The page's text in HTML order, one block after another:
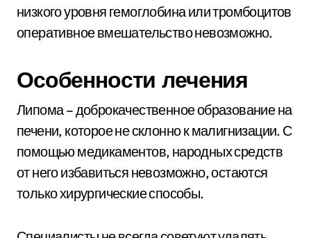
низкого уровня гемоглобина или тромбоцитов
оперативное вмешательство невозможно.
Особенности лечения
Липома – доброкачественное образование на
печени, которое не склонно к малигнизации. С
помощью медикаментов, народных средств
от него избавиться невозможно, остаются
только хирургические способы.